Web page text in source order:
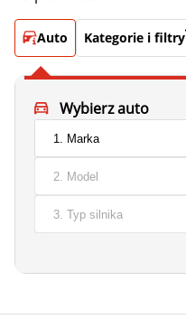
Auto Kategorie i filtry
Wybierz auto